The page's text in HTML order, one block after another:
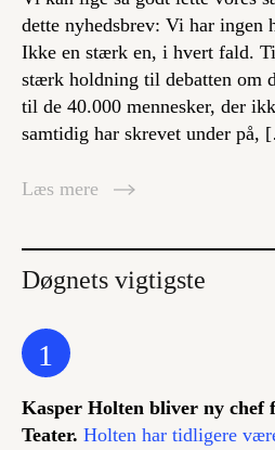
dette nyhedsbrev: Vi har
Ikke en stærk en, i hvert fald.
stærk holdning til debatten om
til de 40.000 mennesker, der
samtidig har skrevet under på,
Læs mere
Døgnets vigtigste
1
Kasper Holten bliver ny chef
Teater. Holten har tidligere